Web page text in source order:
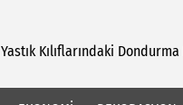
Yastık Kılıflarındaki Dondurma